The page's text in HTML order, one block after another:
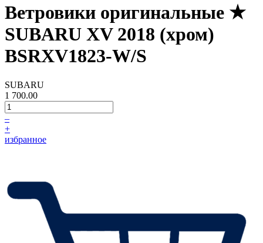
Ветровики оригинальные ★
SUBARU XV 2018 (хром)
BSRXV1823-W/S
SUBARU
1 700.00
–
+
избранное